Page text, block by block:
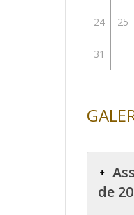
24 25
31
de